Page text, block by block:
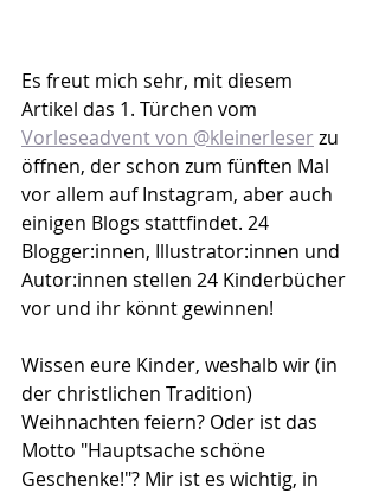
Es freut mich sehr, mit diesem
Artikel das 1. Türchen vom
Vorleseadvent von @kleinerleser zu
öffnen, der schon zum fünften Mal
vor allem auf Instagram, aber auch
einigen Blogs stattfindet. 24
Blogger:innen, Illustrator:innen und
Autor:innen stellen 24 Kinderbücher
vor und ihr könnt gewinnen!
Wissen eure Kinder, weshalb wir (in
der christlichen Tradition)
Weihnachten feiern? Oder ist das
Motto "Hauptsache schöne
Geschenke!"? Mir ist es wichtig, in